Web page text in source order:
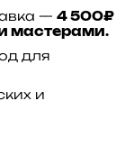
— 4 500₽
мастерами.
для
и